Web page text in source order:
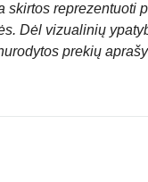
reprezentuoti
Dėl vizualinių
prekių